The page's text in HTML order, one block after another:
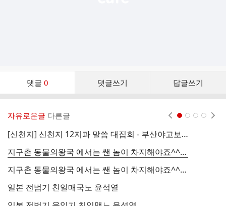
댓글 0 댓글쓰기 답글쓰기
댓
자유로운글 다른글
[신천지] 신천지 12지파 말씀 대집회 - 부산야고보지파 거제교회 - 요한계시록 ;왜 사람들이 몰려드는 지 말씀을 통해 잘 분별할 하시
지구촌 동물의왕국 에서는 쌘 놈이 차지해야죠^^ 지구촌 동물의왕국에서 쌘 놈이 차지하는 것은 당연한 시장논리 입니다. 지구촌 동물의
지구촌 동물의왕국 에서는 쌘 놈이 차지해야죠^^ 지구촌 동물의왕국에서 쌘 놈이 차지하는 것은 당연한 시장논리 입니다. 지구촌 동물의
일본 전범기 친일매국노 윤석열